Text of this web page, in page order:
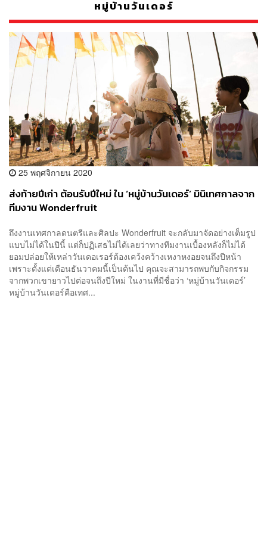
หมู่บ้านวันเดอร์
25 พฤศจิกายน 2020
ส่งท้ายปีเก่า ต้อนรับปีใหม่ ใน ‘หมู่บ้านวันเดอร์’ มินิเทศกาลจาก
ทีมงาน Wonderfruit
ถึงงานเทศกาลดนตรีและศิลปะ Wonderfruit จะกลับมาจัดอย่างเต็มรูป
แบบไม่ได้ในปีนี้ แต่ก็ปฏิเสธไม่ได้เลยว่าทางทีมงานเบื้องหลังก็ไม่ได้
ยอมปล่อยให้เหล่าวันเดอเรอร์ต้องเคว้งคว้างเหงาหงอยจนถึงปีหน้า
เพราะตั้งแต่เดือนธันวาคมนี้เป็นต้นไป คุณจะสามารถพบกับกิจกรรม
จากพวกเขายาวไปต่อจนถึงปีใหม่ ในงานที่มีชื่อว่า ‘หมู่บ้านวันเดอร์’
หมู่บ้านวันเดอร์คือเทศ...